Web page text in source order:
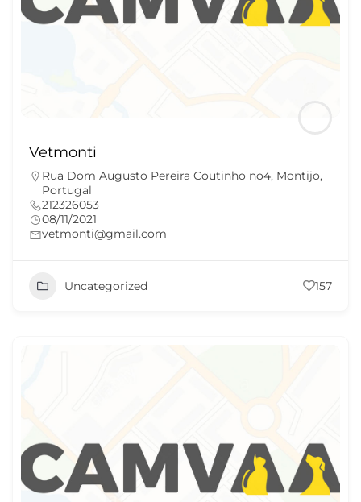
Vetmonti
Rua Dom Augusto Pereira Coutinho no4, Montijo,
Portugal
212326053
08/11/2021
vetmonti@gmail.com
Uncategorized 157